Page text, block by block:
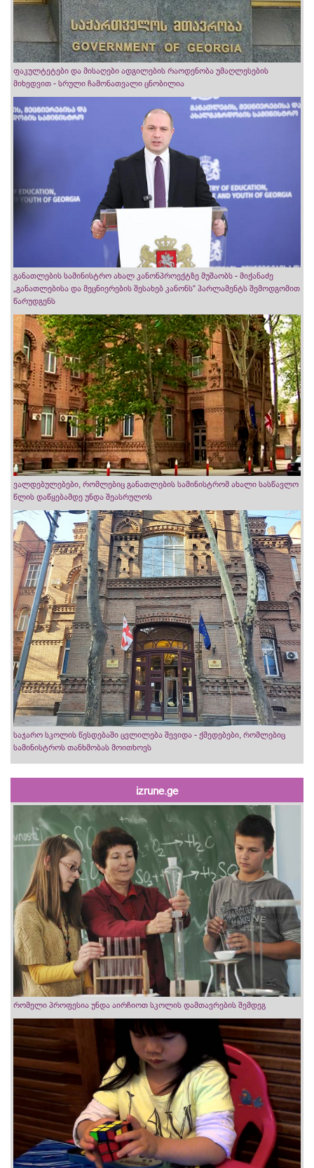
ფაკულტეტები და მისაღები ადგილების რაოდენობა უმაღლესების
მიხედვით - სრული ჩამონათვალი ცნობილია
განათლების სამინისტრო ახალ კანონპროექტზე მუშაობს - მიქანაძე
„განათლებისა და მეცნიერების შესახებ კანონს“ პარლამენტს შემოდგომით
წარუდგენს
ვალდებულებები, რომლებიც განათლების სამინისტრომ ახალი სასწავლო
წლის დაწყებამდე უნდა შეასრულოს
საჯარო სკოლის წესდებაში ცვლილება შევიდა - ქმედებები, რომლებიც
სამინისტროს თანხმობას მოითხოვს
izrune.ge
რომელი პროფესია უნდა აირჩიოთ სკოლის დამთავრების შემდეგ